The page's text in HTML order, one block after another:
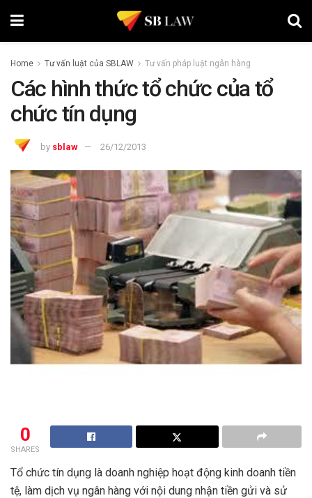
Home Tư vấn luật của SBLAW Tư vấn pháp luật ngân hàng
Các hình thức tổ chức của tổ
chức tín dụng
by sblaw 26/12/2013
0
SHARES
Tổ chức tín dụng là doanh nghiệp hoạt động kinh doanh tiền
tệ, làm dịch vụ ngân hàng với nội dung nhận tiền gửi và sử